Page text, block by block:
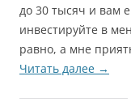
до 30 тысяч и вам
инвестируйте в
равно, а мне
Читать далее →